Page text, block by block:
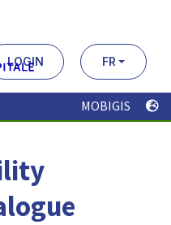
LOGIN FR
MOBIGIS